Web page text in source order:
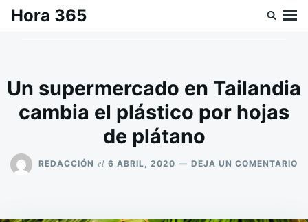
SaltarBuscar:
Hora 365
Un supermercado en Tailandia
cambia el plástico por hojas
de plátano
REDACCIÓN el 6 ABRIL, 2020 DEJA UN COMENTARIO